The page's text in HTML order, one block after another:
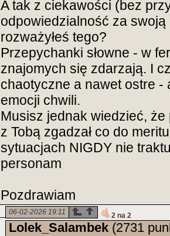
A tak z ciekawości (bez
odpowiedzialność za
rozważyłeś tego?
Przepychanki słowne - w
znajomych się zdarzają. I
chaotyczne a nawet ostre
emocji chwili.
Musisz jednak wiedzieć,
z Tobą zgadzał co do
sytuacjach NIGDY nie
personam
Pozdrawiam
06-02-2026 19:11 2 na 2
Lolek_Salambek (2731